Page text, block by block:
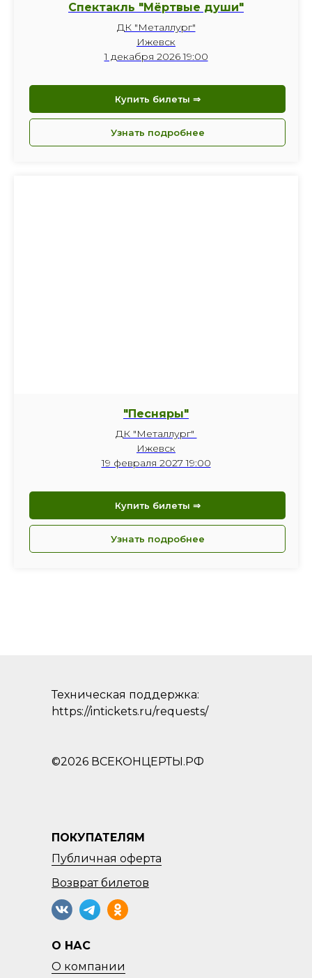
Спектакль "Мёртвые души"
ДК "Металлург"
Ижевск
1 декабря 2026 19:00
Купить билеты ⇒
Узнать подробнее
"Песняры"
ДК "Металлург"
Ижевск
19 февраля 2027 19:00
Купить билеты ⇒
Узнать подробнее
Техническая поддержка:
https://intickets.ru/requests/
©2026 ВСЕКОНЦЕРТЫ.РФ
ПОКУПАТЕЛЯМ
Публичная оферта
О НАС
О компании
Возвратбилетов